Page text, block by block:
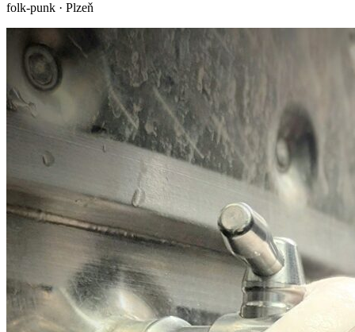
folk-punk · Plzeň